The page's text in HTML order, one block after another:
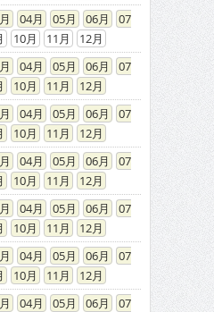
04 05 06
07
10 11
12
04 05 06
07
10 11
12
04 05 06
07
10 11
12
04 05 06
07
10 11
12
04 05 06
07
10 11
12
04 05 06
07
10 11
12
04 05 06
07